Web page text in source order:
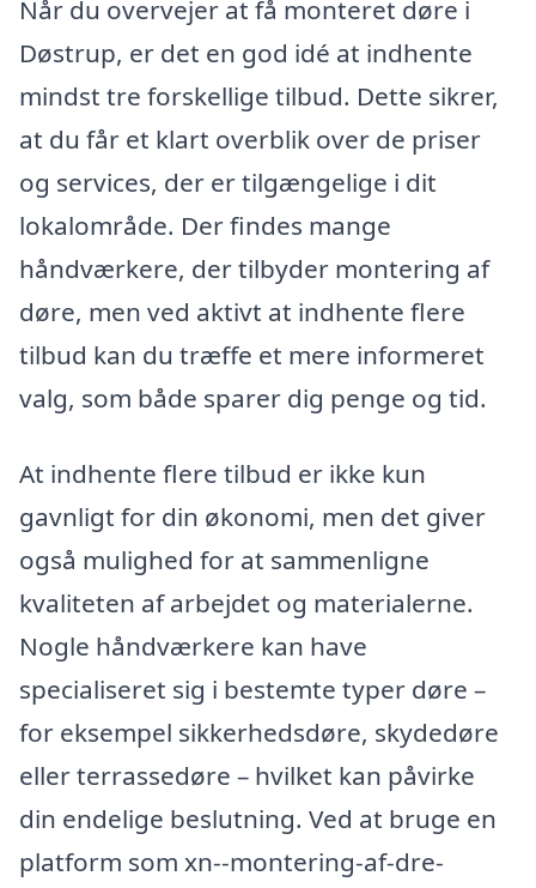
Når du overvejer at få monteret døre i
Døstrup, er det en god idé at indhente
mindst tre forskellige tilbud. Dette sikrer,
at du får et klart overblik over de priser
og services, der er tilgængelige i dit
lokalområde. Der findes mange
håndværkere, der tilbyder montering af
døre, men ved aktivt at indhente flere
tilbud kan du træffe et mere informeret
valg, som både sparer dig penge og tid.
At indhente flere tilbud er ikke kun
gavnligt for din økonomi, men det giver
også mulighed for at sammenligne
kvaliteten af arbejdet og materialerne.
Nogle håndværkere kan have
specialiseret sig i bestemte typer døre –
for eksempel sikkerhedsdøre, skydedøre
eller terrassedøre – hvilket kan påvirke
din endelige beslutning. Ved at bruge en
platform som xn--montering-af-dre-